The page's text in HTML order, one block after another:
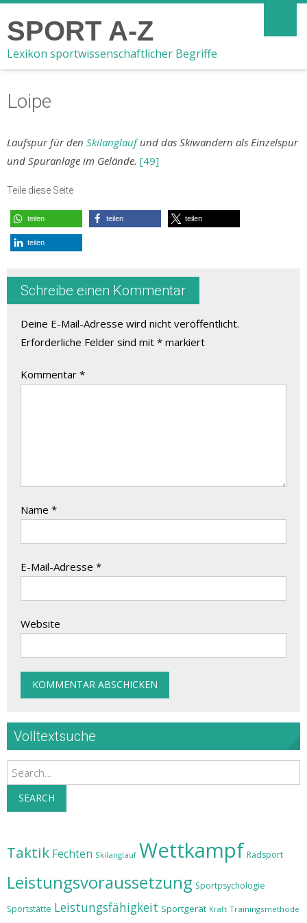
SPORT A-Z
Lexikon sportwissenschaftlicher Begriffe
Loipe
Laufspur für den Skilanglaufund das Skiwandern als Einzelspur
und Spuranlage im Gelände. [49]
Teile diese Seite
teilen teilen teilen
teilen
Schreibe einen Kommentar
Deine E-Mail-Adresse wird nicht veröffentlicht.
Erforderliche Felder sind mit * markiert
Kommentar *
Name *
E-Mail-Adresse *
Website
Volltextsuche
Search
SEARCH
Taktik Fechten Skilanglauf Wettkampf Radsport
Leistungsvoraussetzung Sportpsychologie
Sportstätte Leistungsfähigkeit Sportgerät Kraft Trainingsmethode